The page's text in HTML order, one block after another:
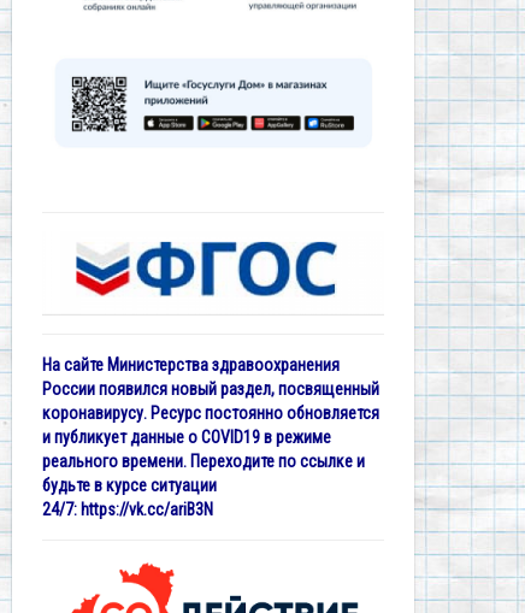
На сайте Министерства здравоохранения
России появился новый раздел, посвященный
коронавирусу. Ресурс постоянно обновляется
и публикует данные о COVID19 в режиме
реального времени. Переходите по ссылке и
будьте в курсе ситуации
24/7: https://vk.cc/ariB3N